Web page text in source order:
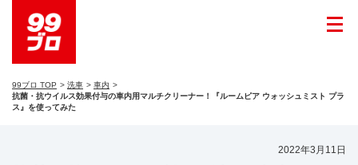
99ブロ TOP 洗車
車内
抗菌・抗ウイルス効果付与の車内用マルチクリーナー！『ルームピア ウォッシュミスト プラ
ス』を使ってみた
2022年3月11日